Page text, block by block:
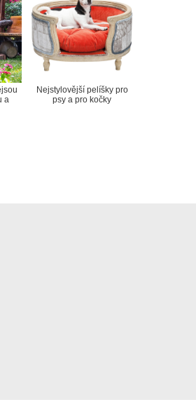
a
Nejstylovější pelíšky pro
psy a pro kočky